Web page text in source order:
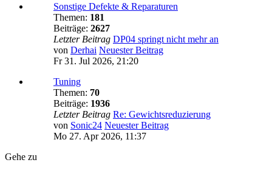
Sonstige Defekte & Reparaturen
Themen: 181
Beiträge: 2627
Letzter Beitrag DP04 springt nicht mehr an
von Derhai Neuester Beitrag
Fr 31. Jul 2026, 21:20
Tuning
Themen: 70
Beiträge: 1936
Letzter Beitrag Re: Gewichtsreduzierung
von Sonic24 Neuester Beitrag
Mo 27. Apr 2026, 11:37
Gehe zu